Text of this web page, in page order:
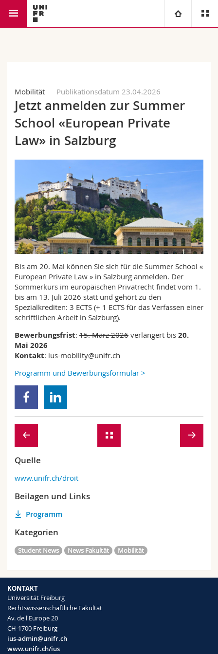
Campus
Forschung
Universität
Theologische Fak.
Rechtswissenschaftliche Fak.
Wirtschafts- und Sozialwissenschaftliche Fak.
Philosophische Fak.
Fak. für Erziehungs- und Bildungswissenschaften
Math.-Nat. und Med. Fak.
Interfakultär
Informationen für
Studieninteressierte
Studierende
Forschende
Mitarbeitende
Doktorierende
Ressourcen
Personenverzeichnis
Bibliotheken
Webmail
Vorlesungsverzeichnis
MyUnifr
Mobilität Publikationsdatum 23.04.2026
Jetzt anmelden zur Summer
School «European Private
Law» in Salzburg
Bis am 20. Mai können Sie sich für die Summer School «
European Private Law » in Salzburg anmelden. Der
Sommerkurs im europäischen Privatrecht findet vom 1.
bis am 13. Juli 2026 statt und gehört zu den
Spezialkrediten: 3 ECTS (+ 1 ECTS für das Verfassen einer
schriftlichen Arbeit in Salzburg).
Bewerbungsfrist: 15. März 2026 verlängert bis 20.
Mai 2026
Kontakt: ius-mobility@unifr.ch
Programm und Bewerbungsformular >
Quelle
www.unifr.ch/droit
Beilagen und Links
Programm
Kategorien
Student News News Fakultät Mobilität
KONTAKT
Universität Freiburg
Rechtswissenschaftliche Fakultät
Av. de l'Europe 20
CH-1700 Freiburg
ius-admin@unifr.ch
www.unifr.ch/ius